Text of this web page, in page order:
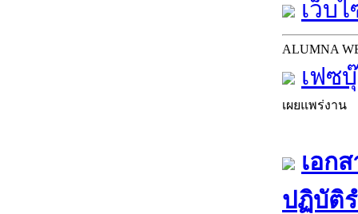
เว็บ
ALUMNA
เฟซ
เผยแพร่งาน
เอก
ปฏิบัติ